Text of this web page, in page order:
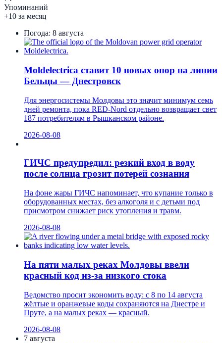
Упоминаний
+10 за месяц
Погода: 8 августа
Moldelectrica ставит 10 новых опор на линии
Бельцы — Днестровск
Для энергосистемы Молдовы это значит минимум семь
дней ремонта, пока RED-Nord отдельно возвращает свет
187 потребителям в Рышканском районе.
2026-08-08
ГИЧС предупредил: резкий вход в воду
после солнца грозит потерей сознания
На фоне жары ГИЧС напоминает, что купание только в
оборудованных местах, без алкоголя и с детьми под
присмотром снижает риск утопления и травм.
2026-08-08
На пяти малых реках Молдовы ввели
красный код из-за низкого стока
Ведомство просит экономить воду: с 8 по 14 августа
жёлтые и оранжевые коды сохраняются на Днестре и
Пруте, а на малых реках — красный.
2026-08-08
7 августа